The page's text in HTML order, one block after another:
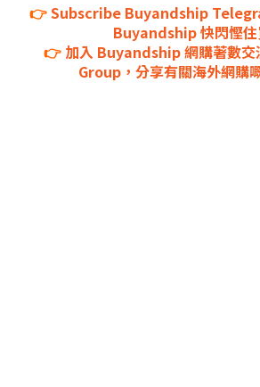
👉Subscribe Buyandship
Buyandship 快閃慳
👉 加入 Buyandship 網購著數
Group，分享有關海外網購